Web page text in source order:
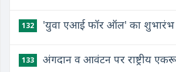
132 'युवा एआई फॉर ऑल' का शुभारंभ
133 अंगदान व आवंटन पर राष्ट्रीय